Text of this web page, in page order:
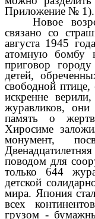
Приложение № 1).
Новое
связано со
августа 1945
атомную бомбу
приговор
детей,
свободной
искренне
журавликов,
память о
Хиросиме
монумент,
поводом для
только 644
детской
мира. Япония
всех
грузом -